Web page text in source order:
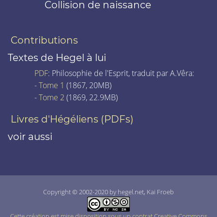
Collision de naissance
Contributions
Textes de Hegel à lui
PDF: Philosophie de l'Esprit, traduit par A.Vêra:
-Tome 1 (1867, 20MB)
-Tome 2 (1869, 22.9MB)
Livres d'Hégéliens (PDFs)
voir aussi
Copyright © 2002-2020 by hegel.net, Kai Froeb